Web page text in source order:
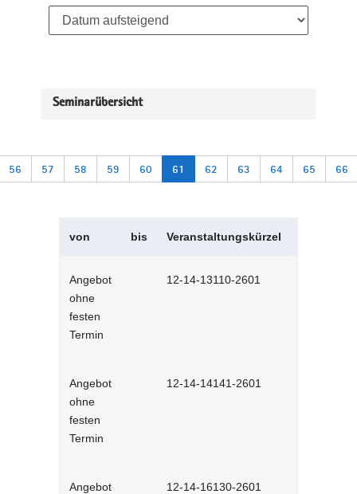
Seminarübersicht
56 57 58 59 60 61 62 63 64 65 66
von bis Veranstaltungskürzel
Angebot
ohne
festen
Termin
12-14-13110-2601
Angebot
ohne
festen
Termin
12-14-14141-2601
Angebot
12-14-16130-2601